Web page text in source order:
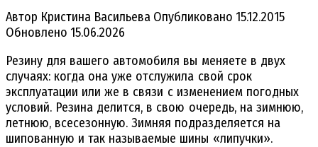
Автор Кристина Васильева Опубликовано 15.12.2015
Обновлено 15.06.2026
Резину для вашего автомобиля вы меняете в двух
случаях: когда она уже отслужила свой срок
эксплуатации или же в связи с изменением погодных
условий. Резина делится, в свою очередь, на зимнюю,
летнюю, всесезонную. Зимняя подразделяется на
шипованную и так называемые шины «липучки».